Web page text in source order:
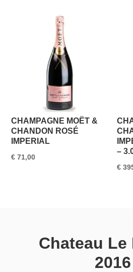
CHAMPAGNE MOËT &
CHANDON ROSÉ
IMPERIAL
€ 71,00
–
€
Chateau Le
2016